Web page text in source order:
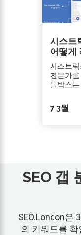
시스트
어떻게
시스트
전문가
툴박스
7 3월
SEO 갭
SEO.London은
의 키워드를 확